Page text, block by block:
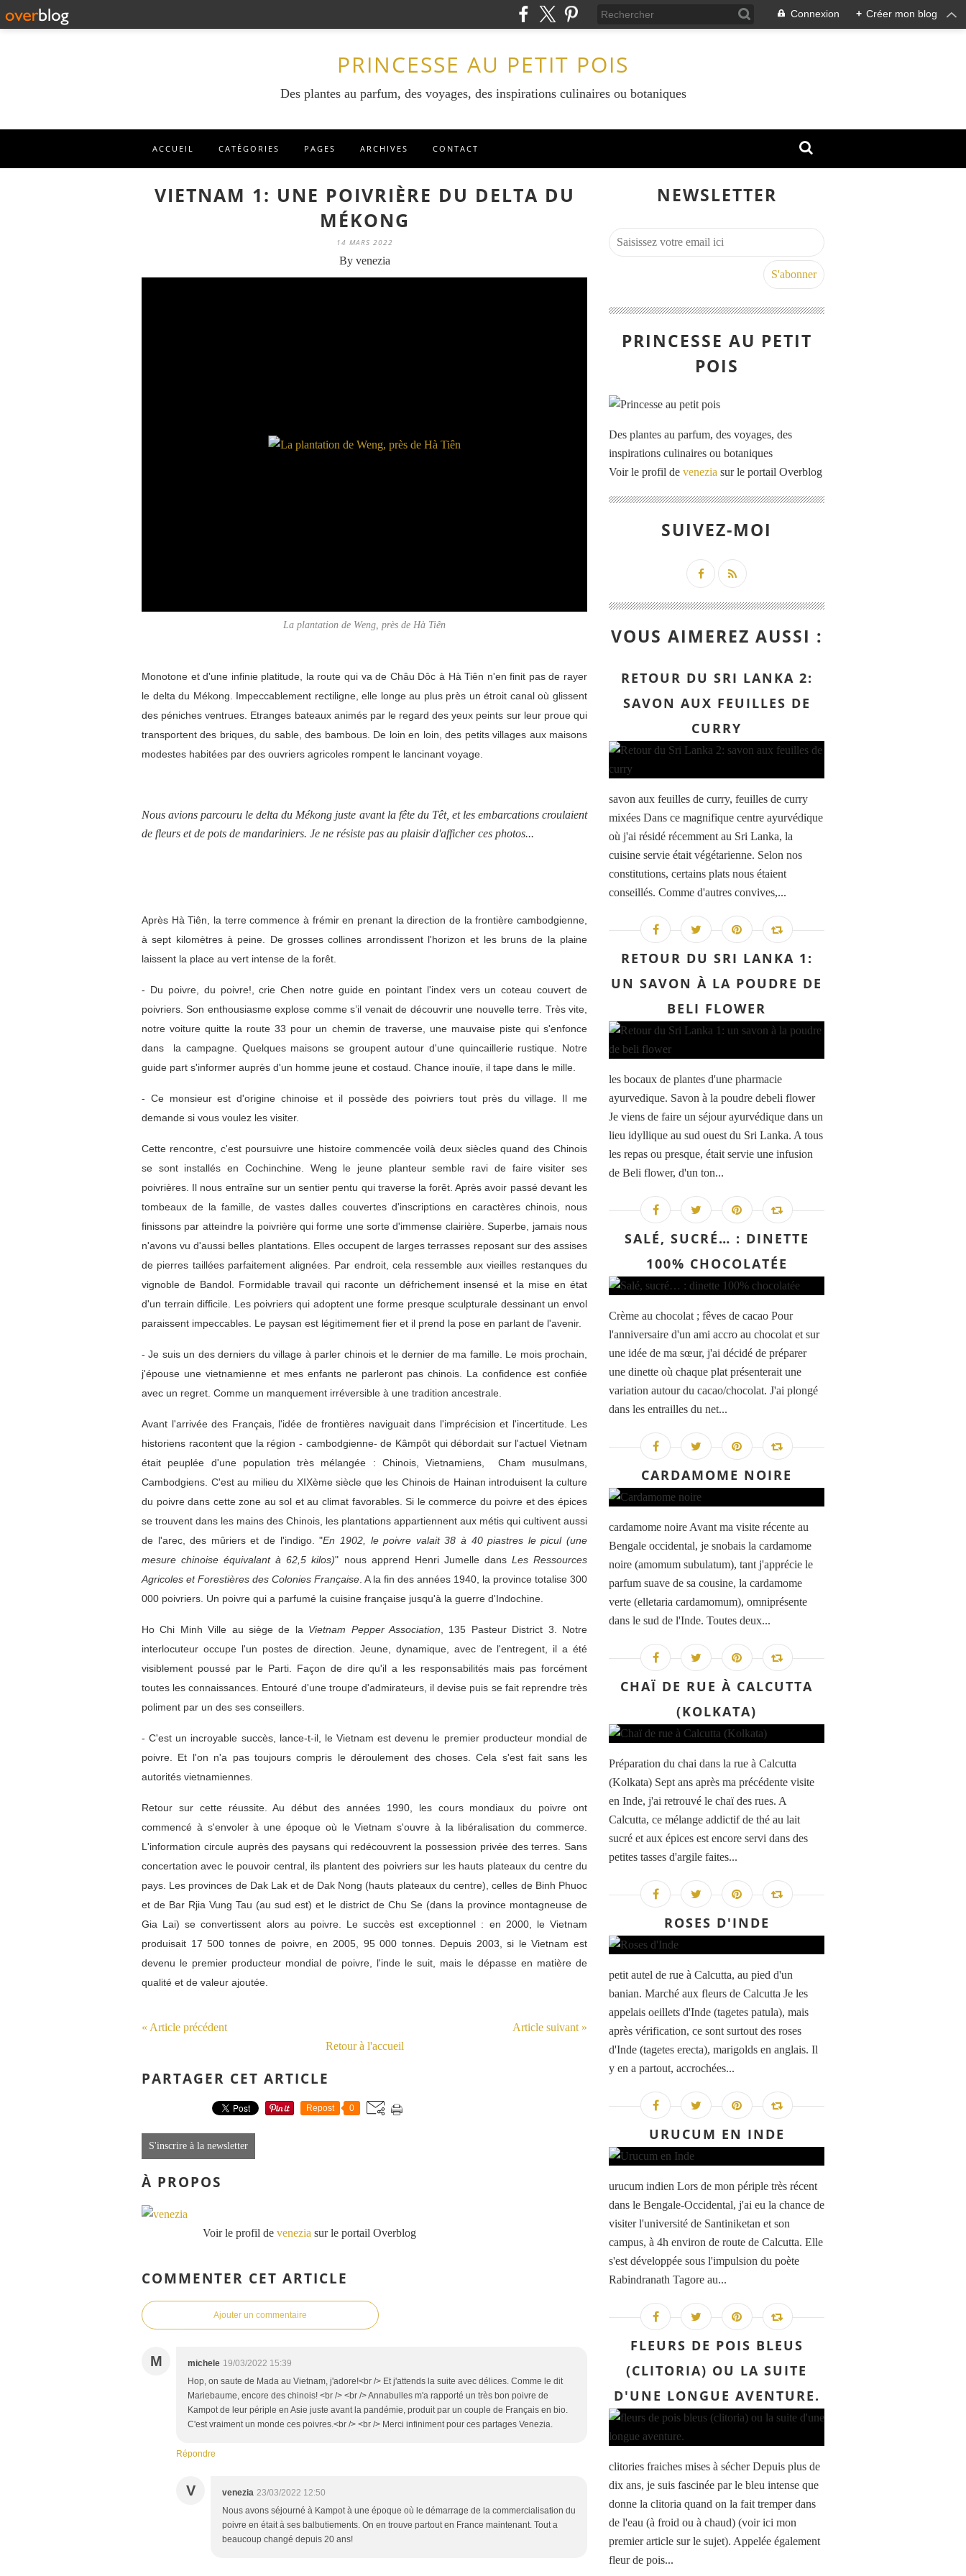
Connexion + Créer mon blog
PRINCESSE AU PETIT POIS
Des plantes au parfum, des voyages, des inspirations culinaires ou botaniques
ACCUEIL CATÉGORIES PAGES ARCHIVES CONTACT
VIETNAM 1: UNE POIVRIÈRE DU DELTA DU
MÉKONG
14 MARS 2022
By venezia
La plantation de Weng, près de Hà Tiên
Monotone et d'une infinie platitude, la route qui va de Châu Dôc à Hà Tiên n'en finit pas de rayer
le delta du Mékong. Impeccablement rectiligne, elle longe au plus près un étroit canal où glissent
des péniches ventrues. Etranges bateaux animés par le regard des yeux peints sur leur proue qui
transportent des briques, du sable, des bambous. De loin en loin, des petits villages aux maisons
modestes habitées par des ouvriers agricoles rompent le lancinant voyage.
Nous avions parcouru le delta du Mékong juste avant la fête du Têt, et les embarcations croulaient
de fleurs et de pots de mandariniers. Je ne résiste pas au plaisir d'afficher ces photos...
Après Hà Tiên, la terre commence à frémir en prenant la direction de la frontière cambodgienne,
à sept kilomètres à peine. De grosses collines arrondissent l'horizon et les bruns de la plaine
laissent la place au vert intense de la forêt.
- Du poivre, du poivre!, crie Chen notre guide en pointant l'index vers un coteau couvert de
poivriers. Son enthousiasme explose comme s’il venait de découvrir une nouvelle terre. Très vite,
notre voiture quitte la route 33 pour un chemin de traverse, une mauvaise piste qui s'enfonce
dans la campagne. Quelques maisons se groupent autour d'une quincaillerie rustique. Notre
guide part s'informer auprès d'un homme jeune et costaud. Chance inouïe, il tape dans le mille.
- Ce monsieur est d'origine chinoise et il possède des poivriers tout près du village. Il me
demande si vous voulez les visiter.
Cette rencontre, c'est poursuivre une histoire commencée voilà deux siècles quand des Chinois
se sont installés en Cochinchine. Weng le jeune planteur semble ravi de faire visiter ses
poivrières. Il nous entraîne sur un sentier pentu qui traverse la forêt. Après avoir passé devant les
tombeaux de la famille, de vastes dalles couvertes d'inscriptions en caractères chinois, nous
finissons par atteindre la poivrière qui forme une sorte d'immense clairière. Superbe, jamais nous
n'avons vu d'aussi belles plantations. Elles occupent de larges terrasses reposant sur des assises
de pierres taillées parfaitement alignées. Par endroit, cela ressemble aux vieilles restanques du
vignoble de Bandol. Formidable travail qui raconte un défrichement insensé et la mise en état
d'un terrain difficile. Les poivriers qui adoptent une forme presque sculpturale dessinant un envol
paraissent impeccables. Le paysan est légitimement fier et il prend la pose en parlant de l'avenir.
- Je suis un des derniers du village à parler chinois et le dernier de ma famille. Le mois prochain,
j'épouse une vietnamienne et mes enfants ne parleront pas chinois. La confidence est confiée
avec un regret. Comme un manquement irréversible à une tradition ancestrale.
Avant l'arrivée des Français, l'idée de frontières naviguait dans l'imprécision et l'incertitude. Les
historiens racontent que la région - cambodgienne- de Kâmpôt qui débordait sur l'actuel Vietnam
était peuplée d'une population très mélangée : Chinois, Vietnamiens, Cham musulmans,
Cambodgiens. C'est au milieu du XIXème siècle que les Chinois de Hainan introduisent la culture
du poivre dans cette zone au sol et au climat favorables. Si le commerce du poivre et des épices
se trouvent dans les mains des Chinois, les plantations appartiennent aux métis qui cultivent aussi
de l'arec, des mûriers et de l'indigo. "En 1902, le poivre valait 38 à 40 piastres le picul (une
mesure chinoise équivalant à 62,5 kilos)" nous apprend Henri Jumelle dansLes Ressources
Agricoles et Forestières des Colonies Française . A la fin des années 1940, la province totalise 300
000 poivriers. Un poivre qui a parfumé la cuisine française jusqu'à la guerre d'Indochine.
Ho Chi Minh Ville au siège de la Vietnam Pepper Association , 135 Pasteur District 3. Notre
interlocuteur occupe l'un postes de direction. Jeune, dynamique, avec de l'entregent, il a été
visiblement poussé par le Parti. Façon de dire qu'il a les responsabilités mais pas forcément
toutes les connaissances. Entouré d'une troupe d'admirateurs, il devise puis se fait reprendre très
poliment par un des ses conseillers.
- C'est un incroyable succès, lance-t-il, le Vietnam est devenu le premier producteur mondial de
poivre. Et l'on n'a pas toujours compris le déroulement des choses. Cela s'est fait sans les
autorités vietnamiennes.
Retour sur cette réussite. Au début des années 1990, les cours mondiaux du poivre ont
commencé à s'envoler à une époque où le Vietnam s'ouvre à la libéralisation du commerce.
L'information circule auprès des paysans qui redécouvrent la possession privée des terres. Sans
concertation avec le pouvoir central, ils plantent des poivriers sur les hauts plateaux du centre du
pays. Les provinces de Dak Lak et de Dak Nong (hauts plateaux du centre), celles de Binh Phuoc
et de Bar Rjia Vung Tau (au sud est) et le district de Chu Se (dans la province montagneuse de
Gia Lai) se convertissent alors au poivre. Le succès est exceptionnel : en 2000, le Vietnam
produisait 17 500 tonnes de poivre, en 2005, 95 000 tonnes. Depuis 2003, si le Vietnam est
devenu le premier producteur mondial de poivre, l'inde le suit, mais le dépasse en matière de
qualité et de valeur ajoutée.
« Article précédent
Article suivant »
Retour à l'accueil
PARTAGER CET ARTICLE
Repost 0
S'inscrire à la newsletter
À PROPOS
Voir le profil de venezia sur le portail Overblog
COMMENTER CET ARTICLE
Ajouter un commentaire
M michele 19/03/2022 15:39
Hop, on saute de Mada au Vietnam, j'adore!<br /> Et j'attends la suite avec délices. Comme le dit
Mariebaume, encore des chinois! <br /> <br /> Annabulles m'a rapporté un très bon poivre de
Kampot de leur périple en Asie juste avant la pandémie, produit par un couple de Français en bio.
C'est vraiment un monde ces poivres.<br /> <br /> Merci infiniment pour ces partages Venezia.
Répondre
V venezia 23/03/2022 12:50
Nous avons séjourné à Kampot à une époque où le démarrage de la commercialisation du
poivre en était à ses balbutiements. On en trouve partout en France maintenant. Tout a
beaucoup changé depuis 20 ans!
NEWSLETTER
PRINCESSE AU PETIT
POIS
Des plantes au parfum, des voyages, des
inspirations culinaires ou botaniques
Voir le profil de venezia sur le portail Overblog
SUIVEZ-MOI
VOUS AIMEREZ AUSSI :
RETOUR DU SRI LANKA 2:
SAVON AUX FEUILLES DE
CURRY
savon aux feuilles de curry, feuilles de curry
mixées Dans ce magnifique centre ayurvédique
où j'ai résidé récemment au Sri Lanka, la
cuisine servie était végétarienne. Selon nos
constitutions, certains plats nous étaient
conseillés. Comme d'autres convives,...
RETOUR DU SRI LANKA 1:
UN SAVON À LA POUDRE DE
BELI FLOWER
les bocaux de plantes d'une pharmacie
ayurvedique. Savon à la poudre debeli flower
Je viens de faire un séjour ayurvédique dans un
lieu idyllique au sud ouest du Sri Lanka. A tous
les repas ou presque, était servie une infusion
de Beli flower, d'un ton...
SALÉ, SUCRÉ… : DINETTE
100% CHOCOLATÉE
Crème au chocolat ; fêves de cacao Pour
l'anniversaire d'un ami accro au chocolat et sur
une idée de ma sœur, j'ai décidé de préparer
une dinette où chaque plat présenterait une
variation autour du cacao/chocolat. J'ai plongé
dans les entrailles du net...
CARDAMOME NOIRE
cardamome noire Avant ma visite récente au
Bengale occidental, je snobais la cardamome
noire (amomum subulatum), tant j'apprécie le
parfum suave de sa cousine, la cardamome
verte (elletaria cardamomum), omniprésente
dans le sud de l'Inde. Toutes deux...
CHAÏ DE RUE À CALCUTTA
(KOLKATA)
Préparation du chai dans la rue à Calcutta
(Kolkata) Sept ans après ma précédente visite
en Inde, j'ai retrouvé le chaï des rues. A
Calcutta, ce mélange addictif de thé au lait
sucré et aux épices est encore servi dans des
petites tasses d'argile faites...
ROSES D'INDE
petit autel de rue à Calcutta, au pied d'un
banian. Marché aux fleurs de Calcutta Je les
appelais oeillets d'Inde (tagetes patula), mais
après vérification, ce sont surtout des roses
d'Inde (tagetes erecta), marigolds en anglais. Il
y en a partout, accrochées...
URUCUM EN INDE
urucum indien Lors de mon périple très récent
dans le Bengale-Occidental, j'ai eu la chance de
visiter l'université de Santiniketan et son
campus, à 4h environ de route de Calcutta. Elle
s'est développée sous l'impulsion du poète
Rabindranath Tagore au...
FLEURS DE POIS BLEUS
(CLITORIA) OU LA SUITE
D'UNE LONGUE AVENTURE.
clitories fraiches mises à sécher Depuis plus de
dix ans, je suis fascinée par le bleu intense que
donne la clitoria quand on la fait tremper dans
de l'eau (à froid ou à chaud) (voir ici mon
premier article sur le sujet). Appelée également
fleur de pois...